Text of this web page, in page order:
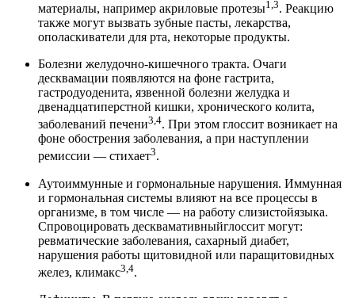
материалы, например акриловые протезы1,3. Реакцию
также могут вызвать зубные пасты, лекарства,
ополаскиватели для рта, некоторые продукты.
Болезни желудочно-кишечного тракта. Очаги
десквамации появляются на фоне гастрита,
гастродуоденита, язвенной болезни желудка и
двенадцатиперстной кишки, хронического колита,
заболеваний печени3,4. При этом глоссит возникает на
фоне обострения заболевания, а при наступлении
ремиссии — стихает3.
Аутоиммунные и гормональные нарушения. Иммунная
и гормональная системы влияют на все процессы в
организме, в том числе — на работу слизистойязыка.
Спровоцировать десквамативныйглоссит могут:
ревматические заболевания, сахарный диабет,
нарушения работы щитовидной или паращитовидных
желез, климакс3,4.